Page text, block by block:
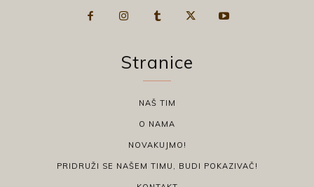
Stranice
NAŠ TIM
O NAMA
NOVAKUJMO!
PRIDRUŽI SE NAŠEM TIMU, BUDI POKAZIVAČ!